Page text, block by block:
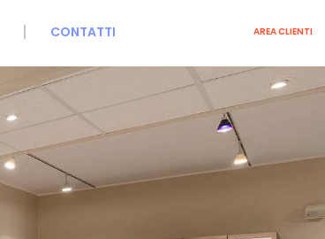
CONTATTI AREA CLIENTI